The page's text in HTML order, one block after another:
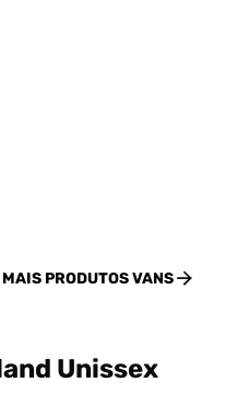
MAIS PRODUTOSVANS
Unissex